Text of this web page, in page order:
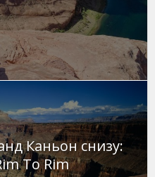
Каньон снизу:
To Rim